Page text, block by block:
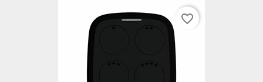
favorite_border